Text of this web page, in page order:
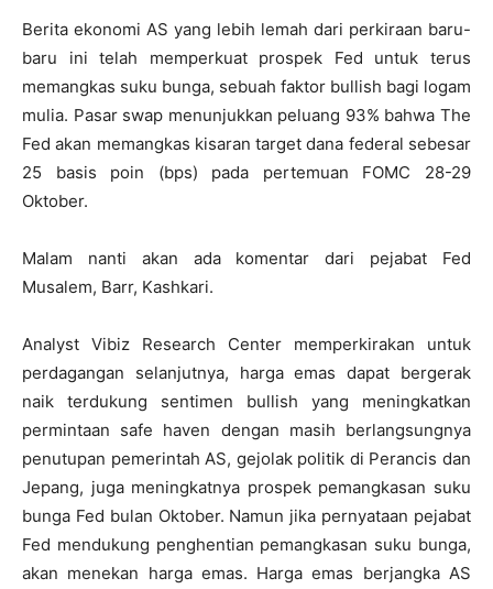
Berita ekonomi AS yang lebih lemah dari perkiraan baru-
baru ini telah memperkuat prospek Fed untuk terus
memangkas suku bunga, sebuah faktor bullish bagi logam
mulia. Pasar swap menunjukkan peluang 93% bahwa The
Fed akan memangkas kisaran target dana federal sebesar
25 basis poin (bps) pada pertemuan FOMC 28-29
Oktober.
Malam nanti akan ada komentar dari pejabat Fed
Musalem, Barr, Kashkari.
Analyst Vibiz Research Center memperkirakan untuk
perdagangan selanjutnya, harga emas dapat bergerak
naik terdukung sentimen bullish yang meningkatkan
permintaan safe haven dengan masih berlangsungnya
penutupan pemerintah AS, gejolak politik di Perancis dan
Jepang, juga meningkatnya prospek pemangkasan suku
bunga Fed bulan Oktober. Namun jika pernyataan pejabat
Fed mendukung penghentian pemangkasan suku bunga,
akan menekan harga emas. Harga emas berjangka AS